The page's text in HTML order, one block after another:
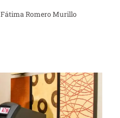
Fátima Romero Murillo